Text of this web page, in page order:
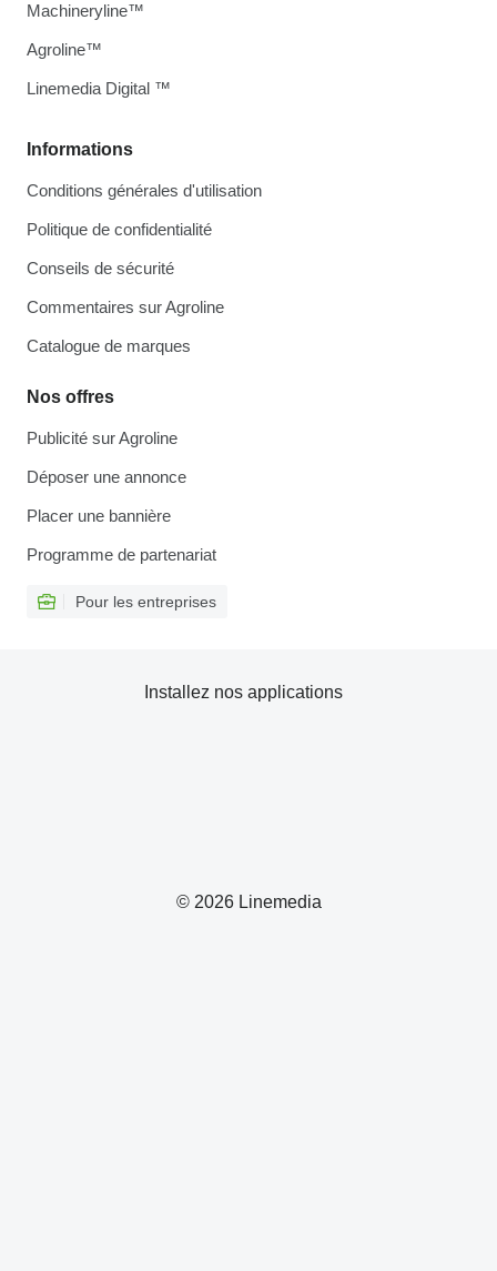
Informations
Conditions générales d'utilisation
Politique de confidentialité
Conseils de sécurité
Commentaires sur Agroline
Catalogue de marques
Nos offres
Publicité sur Agroline
Déposer une annonce
Placer une bannière
Programme de partenariat
Pour les entreprises
Machineryline™
Agroline™
Linemedia Digital ™
© 2026 Linemedia
Installez nos applications